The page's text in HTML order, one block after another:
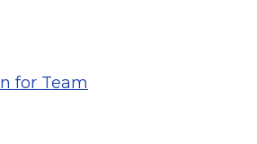
for Team